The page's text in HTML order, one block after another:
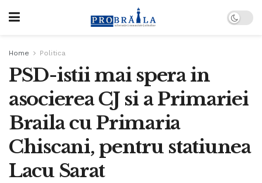
Home Politica
PSD-istii mai spera in
asocierea CJ si a Primariei
Braila cu Primaria
Chiscani, pentru statiunea
Lacu Sarat